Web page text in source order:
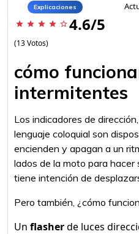
Explicaciones
star star star star star_border 4.6/5
(13 Votos)
cómo
intermitentes
Los indicadores de
lenguaje coloquial son
encienden y apagan a un
lados de la moto para hacer
tiene intención de
Pero también, ¿cómo
Un flasherde luces